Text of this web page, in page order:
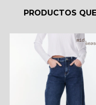
PRODUCTOS